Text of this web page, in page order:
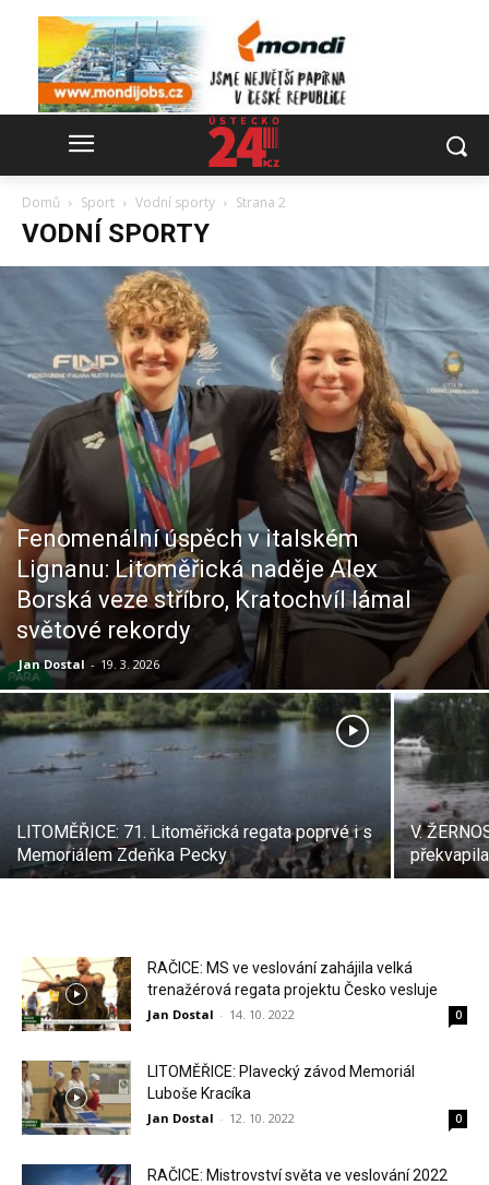
Domů Sport Vodní sporty Strana 2
VODNÍ SPORTY
Fenomenální úspěch v italském
Lignanu: Litoměřická naděje Alex
Borská veze stříbro, Kratochvíl lámal
světové rekordy
Jan Dostal - 19. 3. 2026
LITOMĚŘICE: 71. Litoměřická regata poprvé i s
Memoriálem Zdeňka Pecky
V.
RAČICE: MS ve veslování zahájila velká
trenažérová regata projektu Česko vesluje
Jan Dostal - 14. 10. 2022 0
LITOMĚŘICE: Plavecký závod Memoriál
Luboše Kracíka
Jan Dostal - 12. 10. 2022 0
RAČICE: Mistrovství světa ve veslování 2022